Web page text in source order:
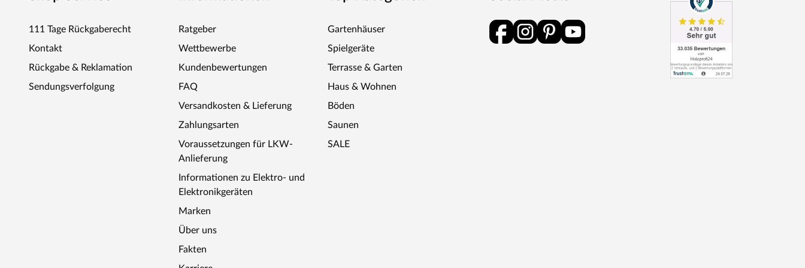
111 Tage Rückgaberecht
Kontakt
Rückgabe & Reklamation
Sendungsverfolgung
Ratgeber
Wettbewerbe
Kundenbewertungen
FAQ
Versandkosten & Lieferung
Zahlungsarten
Voraussetzungen für LKW-
Anlieferung
Informationen zu Elektro- und
Elektronikgeräten
Marken
Über uns
Fakten
Gartenhäuser
Spielgeräte
Terrasse & Garten
Haus & Wohnen
Böden
Saunen
SALE